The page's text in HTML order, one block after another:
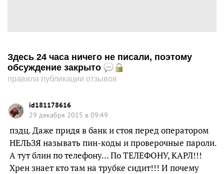
Здесь 24 часа ничего не писали, поэтому
обсуждение закрыто
правила публикации отзывов
id181178616
29 декабря 2015 в 09:49
пздц. Даже придя в банк и стоя перед оператором
НЕЛЬЗЯ называть пин-коды и проверочные пароли.
А тут блин по телефону… По ТЕЛЕФОНУ, КАРЛ!!!
Хрен знает кто там на трубке сидит!!! И почему